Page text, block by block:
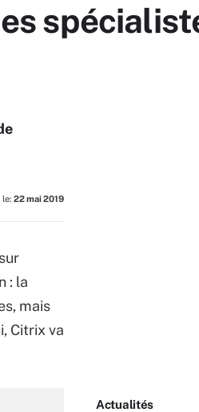
le: 22 mai 2019
: la
mais
Citrix va
Actualités